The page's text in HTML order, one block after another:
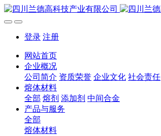
登录 注册
网站首页
企业概况
公司简介 资质荣誉 企业文化 社会责任
熔体材料
全部 熔剂 添加剂 中间合金
产品与服务
全部
熔体材料